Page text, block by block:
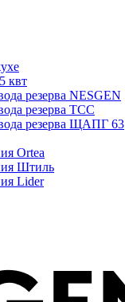
квт
резерва NESGEN
резерва ТСС
резерва ЩАПГ 63
Ortea
Штиль
Lider